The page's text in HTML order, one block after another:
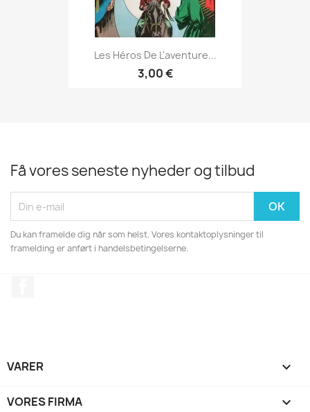
Les Héros De L'aventure...
3,00 €
Få vores seneste nyheder og tilbud
Du kan framelde dig når som helst. Vores kontaktoplysninger til
framelding er anført i handelsbetingelserne.
VARER 
VORES FIRMA 